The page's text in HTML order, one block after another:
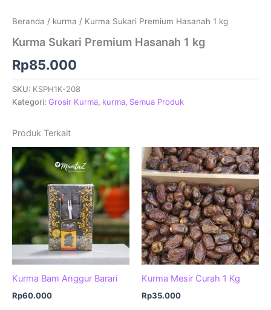
Beranda / kurma / Kurma Sukari Premium Hasanah 1 kg
Kurma Sukari Premium Hasanah 1 kg
Rp85.000
SKU: KSPH1K-208
Kategori: Grosir Kurma, kurma, Semua Produk
Produk Terkait
Kurma Bam Anggur Barari
Rp60.000
Kurma Mesir Curah 1 Kg
Rp35.000